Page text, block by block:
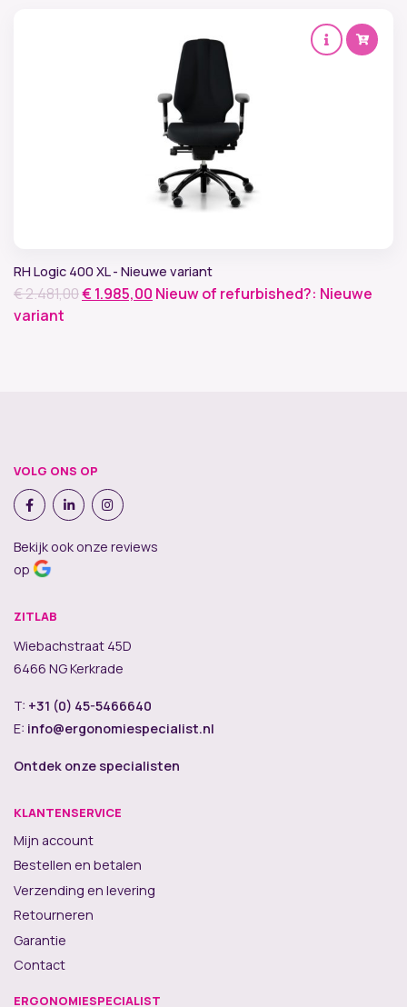
RH Logic 400 XL - Nieuwe variant
€2.481,00Oorspronkelijke
€ 1.985,00 Huidige
Nieuw of refurbished?: Nieuwe
variant
VOLG ONS OP
Bekijk ook onze reviews
op
ZITLAB
Wiebachstraat 45D
6466 NG Kerkrade
T: +31 (0) 45-5466640
E: info@ergonomiespecialist.nl
Ontdek onze specialisten
KLANTENSERVICE
Mijn account
Bestellen en betalen
Verzending en levering
Retourneren
Garantie
Contact
ERGONOMIESPECIALIST